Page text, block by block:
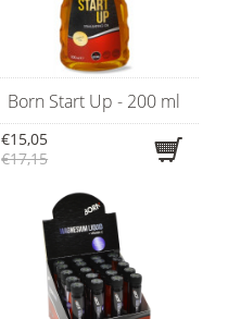
Born Start Up - 200 ml
€15,05
€17,15